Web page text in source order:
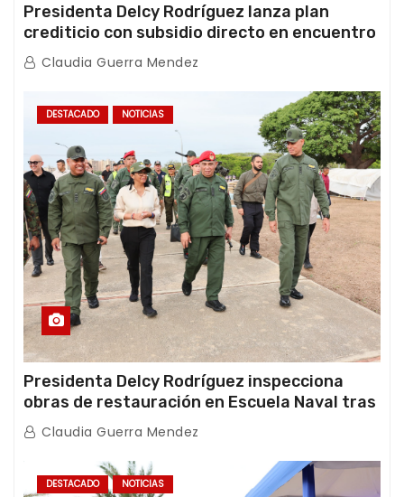
Presidenta Delcy Rodríguez lanza plan
crediticio con subsidio directo en encuentro
con Juntas de Condominio
Claudia Guerra Mendez
DESTACADO NOTICIAS
Presidenta Delcy Rodríguez inspecciona
obras de restauración en Escuela Naval tras
afectaciones sísmicas en La Guaira
Claudia Guerra Mendez
DESTACADO NOTICIAS